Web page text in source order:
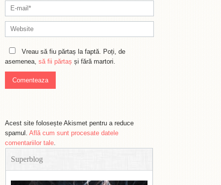
Vreau să fiu părtaș la faptă. Poți, de
asemenea, să fii părtaș și fără martori.
Acest site folosește Akismet pentru a reduce
spamul. Află cum sunt procesate datele
comentariilor tale.
Superblog